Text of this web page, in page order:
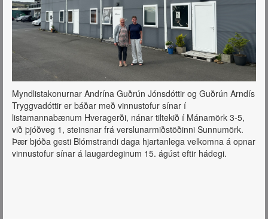
Myndlistakonurnar Andrína Guðrún Jónsdóttir og Guðrún Arndís
Tryggvadóttir er báðar með vinnustofur sínar í
listamannabænum Hveragerði, nánar tiltekið í Mánamörk 3-5,
við þjóðveg 1, steinsnar frá verslunarmiðstöðinni Sunnumörk.
Þær bjóða gesti Blómstrandi daga hjartanlega velkomna á opnar
vinnustofur sínar á laugardeginum 15. ágúst eftir hádegi.